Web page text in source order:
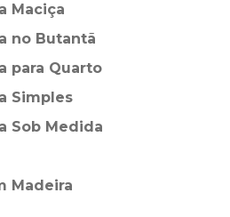
Maciça
no Butantã
para Quarto
Simples
Sob Medida
Madeira